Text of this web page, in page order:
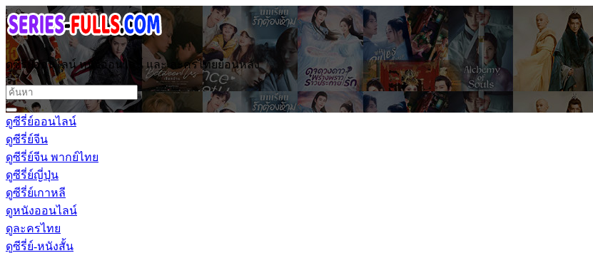
ดูซีรี่ย์ออนไลน์ หนังออนไลน์ และ ละครไทยย้อนหลัง
ดูซีรี่ย์ออนไลน์
ดูซีรี่ย์จีน
ดูซีรี่ย์จีน พากย์ไทย
ดูซีรี่ย์ญี่ปุ่น
ดูซีรี่ย์เกาหลี
ดูหนังออนไลน์
ดูละครไทย
ดูซีรี่ย์-หนังสั้น